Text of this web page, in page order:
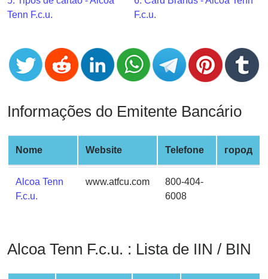
from
Banks
Credit
Card
Validator
Credit
Card
Generator
Random
Credit
Card
Generator
Card
from
BIN
Tenn F.c.u.
F.c.u.
Informações do Emitente Bancário
Nome Website Telefone город
Alcoa Tenn
F.c.u.
www.atfcu.com
800-404-
6008
Alcoa Tenn F.c.u. : Lista de IIN / BIN